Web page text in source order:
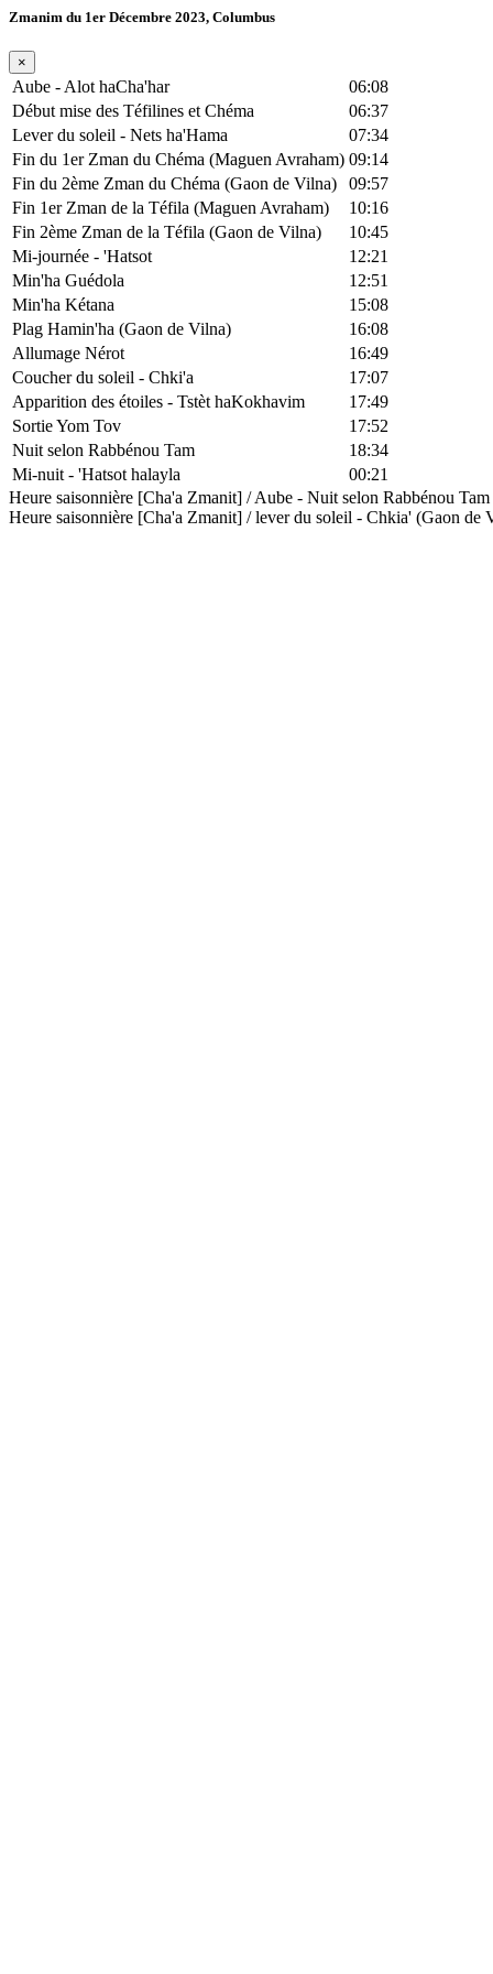
Zmanim du 1er Décembre 2023, Columbus
×
Aube - Alot haCha'har
06:08
Début mise des Téfilines et Chéma
06:37
Lever du soleil - Nets ha'Hama
07:34
Fin du 1er Zman du Chéma (Maguen Avraham) 09:14
Fin du 2ème Zman du Chéma (Gaon de Vilna)
09:57
Fin 1er Zman de la Téfila (Maguen Avraham)
10:16
Fin 2ème Zman de la Téfila (Gaon de Vilna)
10:45
Mi-journée - 'Hatsot
12:21
Min'ha Guédola
12:51
Min'ha Kétana
15:08
Plag Hamin'ha (Gaon de Vilna)
16:08
Allumage Nérot
16:49
Coucher du soleil - Chki'a
17:07
Apparition des étoiles - Tstèt haKokhavim
17:49
Sortie Yom Tov
17:52
Nuit selon Rabbénou Tam
18:34
Mi-nuit - 'Hatsot halayla
00:21
Heure saisonnière [Cha'a Zmanit] / Aube - Nuit selon Rabbénou
Heure saisonnière [Cha'a Zmanit] / lever du soleil - Chkia' (Gaon de